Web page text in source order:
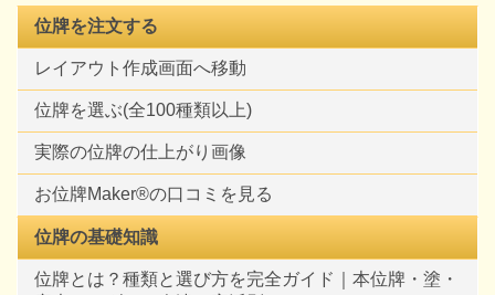
位牌を注文する
レイアウト作成画面へ移動
位牌を選ぶ(全100種類以上)
実際の位牌の仕上がり画像
お位牌Maker®の口コミを見る
位牌の基礎知識
位牌とは？種類と選び方を完全ガイド｜本位牌・塗・